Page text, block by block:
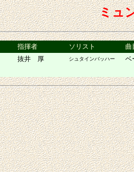
ミュ
指揮者 ソリスト
曲
抜井 厚 シュタインバッハー ベ